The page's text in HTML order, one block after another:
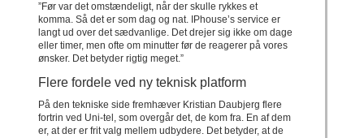
”Før var det omstændeligt, når der skulle rykkes et
komma. Så det er som dag og nat. IPhouse’s service er
langt ud over det sædvanlige. Det drejer sig ikke om dage
eller timer, men ofte om minutter før de reagerer på vores
ønsker. Det betyder rigtig meget.”
Flere fordele ved ny teknisk platform
På den tekniske side fremhæver Kristian Daubjerg flere
fortrin ved Uni-tel, som overgår det, de kom fra. En af dem
er, at der er frit valg mellem udbydere. Det betyder, at de